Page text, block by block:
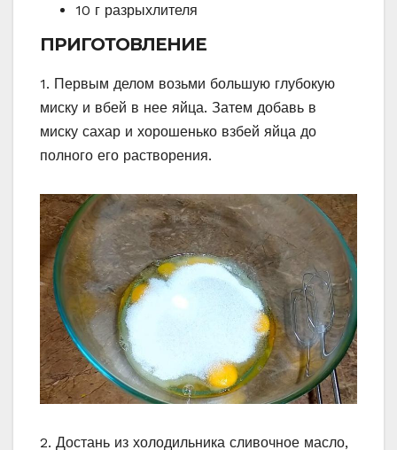
10 г разрыхлителя
ПРИГОТОВЛЕНИЕ
1. Первым делом возьми большую глубокую
миску и вбей в нее яйца. Затем добавь в
миску сахар и хорошенько взбей яйца до
полного его растворения.
2. Достань из холодильника сливочное масло,